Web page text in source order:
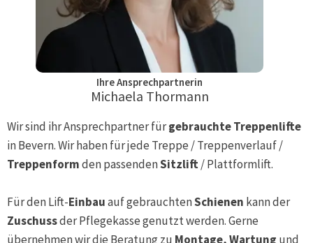
Ihre Ansprechpartnerin
Michaela Thormann
Wir sind ihr Ansprechpartner fürgebrauchte Treppenlifte
inBevern. Wir haben für jede Treppe / Treppenverlauf /
Treppenformden passendenSitzlift/ Plattformlift.
Für den Lift-Einbauauf gebrauchtenSchienen kann der
Zuschussder Pflegekasse genutzt werden. Gerne
übernehmen wir die Beratung zu Montage, Wartung und